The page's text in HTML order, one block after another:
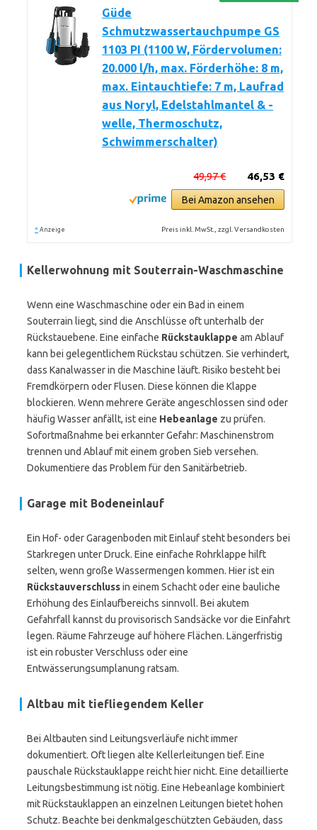
Güde
Schmutzwassertauchpumpe GS
1103 PI (1100 W, Fördervolumen:
20.000 l/h, max. Förderhöhe: 8 m,
max. Eintauchtiefe: 7 m, Laufrad
aus Noryl, Edelstahlmantel & -
welle, Thermoschutz,
Schwimmerschalter)
46,53 €
49,97 €
Bei Amazon ansehen
* Anzeige Preis inkl. MwSt., zzgl. Versandkosten
Kellerwohnung mit Souterrain-Waschmaschine
Wenn eine Waschmaschine oder ein Bad in einem
Souterrain liegt, sind die Anschlüsse oft unterhalb der
Rückstauebene. Eine einfache Rückstauklappe am Ablauf
kann bei gelegentlichem Rückstau schützen. Sie verhindert,
dass Kanalwasser in die Maschine läuft. Risiko besteht bei
Fremdkörpern oder Flusen. Diese können die Klappe
blockieren. Wenn mehrere Geräte angeschlossen sind oder
häufig Wasser anfällt, ist eine Hebeanlage zu prüfen.
Sofortmaßnahme bei erkannter Gefahr: Maschinenstrom
trennen und Ablauf mit einem groben Sieb versehen.
Dokumentiere das Problem für den Sanitärbetrieb.
Garage mit Bodeneinlauf
Ein Hof- oder Garagenboden mit Einlauf steht besonders bei
Starkregen unter Druck. Eine einfache Rohrklappe hilft
selten, wenn große Wassermengen kommen. Hier ist ein
Rückstauverschlussin einem Schacht oder eine bauliche
Erhöhung des Einlaufbereichs sinnvoll. Bei akutem
Gefahrfall kannst du provisorisch Sandsäcke vor die Einfahrt
legen. Räume Fahrzeuge auf höhere Flächen. Längerfristig
ist ein robuster Verschluss oder eine
Entwässerungsumplanung ratsam.
Altbau mit tiefliegendem Keller
Bei Altbauten sind Leitungsverläufe nicht immer
dokumentiert. Oft liegen alte Kellerleitungen tief. Eine
pauschale Rückstauklappe reicht hier nicht. Eine detaillierte
Leitungsbestimmung ist nötig. Eine Hebeanlage kombiniert
mit Rückstauklappen an einzelnen Leitungen bietet hohen
Schutz. Beachte bei denkmalgeschützten Gebäuden, dass